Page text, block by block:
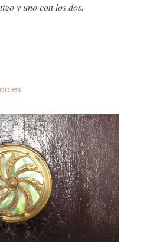
y uno con los dos.